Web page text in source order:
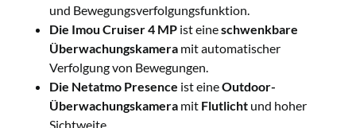
und Bewegungsverfolgungsfunktion.
Die Imou Cruiser 4 MP ist eineschwenkbare
Überwachungskamera mit automatischer
Verfolgung von Bewegungen.
Die Netatmo Presence ist eineOutdoor-
Überwachungskamera mit Flutlicht und hoher
Sichtweite.